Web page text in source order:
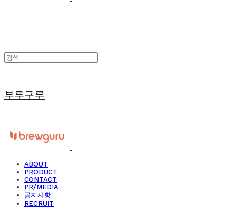
부루구루
ABOUT
PRODUCT
CONTACT
PR/MEDIA
공지사항
RECRUIT